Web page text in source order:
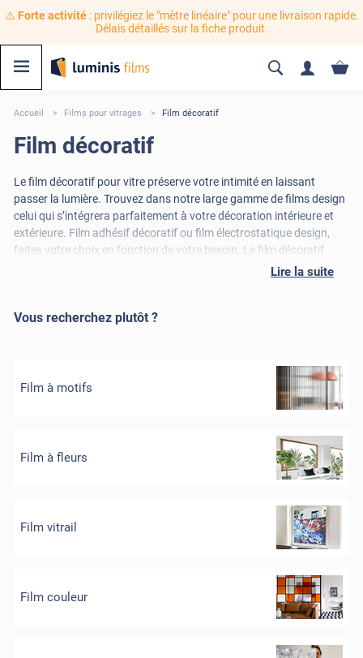
⚠️ Forte activité: privilégiez le "mètre linéaire" pour une livraison rapide.
Délais détaillés sur la fiche produit.
Accueil Films pour vitrages Film décoratif
Film décoratif
Le film décoratif pour vitre préserve votre intimité en laissant
passer la lumière. Trouvez dans notre large gamme de films design
celui qui s’intégrera parfaitement à votre décoration intérieure et
extérieure. Film adhésif décoratif ou film électrostatique design,
faites votre choix en fonction de votre besoin. Le film décoratif
pour vitrage permet de prolonger votre décoration intérieur jusque
Lire la suite
Vous recherchez plutôt ?
Film à motifs
Film à fleurs
Film vitrail
Film couleur